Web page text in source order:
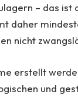
– das
daher
nicht
erstellt
und